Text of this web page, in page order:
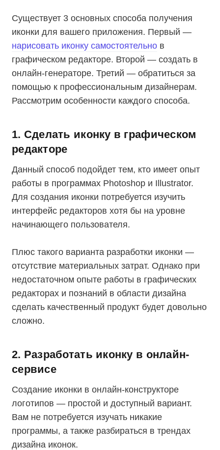
Существует 3 основных способа получения
иконки для вашего приложения. Первый —
нарисовать иконку самостоятельно в
графическом редакторе. Второй — создать в
онлайн-генераторе. Третий — обратиться за
помощью к профессиональным дизайнерам.
Рассмотрим особенности каждого способа.
1. Сделать иконку в графическом
редакторе
Данный способ подойдет тем, кто имеет опыт
работы в программах Photoshop и Illustrator.
Для создания иконки потребуется изучить
интерфейс редакторов хотя бы на уровне
начинающего пользователя.
Плюс такого варианта разработки иконки —
отсутствие материальных затрат. Однако при
недостаточном опыте работы в графических
редакторах и познаний в области дизайна
сделать качественный продукт будет довольно
сложно.
2. Разработать иконку в онлайн-
сервисе
Создание иконки в онлайн-конструкторе
логотипов — простой и доступный вариант.
Вам не потребуется изучать никакие
программы, а также разбираться в трендах
дизайна иконок.